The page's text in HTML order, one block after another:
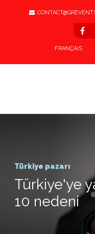
FRANÇAIS
Türkiye'ye
10 nedeni
Türkiye pazarı